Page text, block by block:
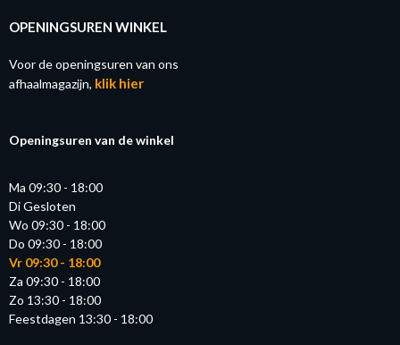
OPENINGSUREN WINKEL
Voor de openingsuren van ons
afhaalmagazijn, klik hier
Openingsuren van de winkel
Ma 09:30 - 18:00
Di Gesloten
Wo 09:30 - 18:00
Do 09:30 - 18:00
Vr 09:30 - 18:00
Za 09:30 - 18:00
Zo 13:30 - 18:00
Feestdagen 13:30 - 18:00